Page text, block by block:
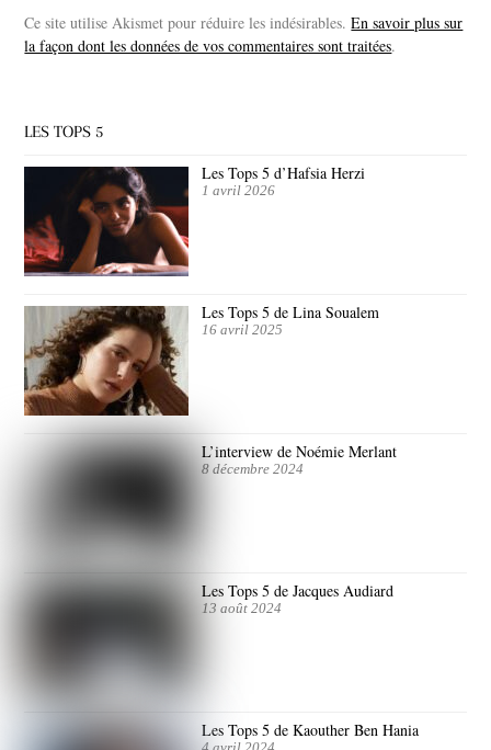
Ce site utilise Akismet pour réduire les indésirables.En savoir plus sur
la façon dont les données de vos commentaires sont traitées.
LES TOPS 5
Les Tops 5 d’Hafsia Herzi
1 avril 2026
Les Tops 5 de Lina Soualem
16 avril 2025
L’interview de Noémie Merlant
8 décembre 2024
Les Tops 5 de Jacques Audiard
13 août 2024
Les Tops 5 de Kaouther Ben Hania